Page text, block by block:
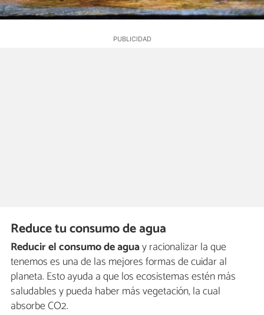
Reduce tu consumo de agua
Reducir el consumo de aguay racionalizar la que
tenemos es una de las mejores formas de cuidar al
planeta. Esto ayuda a que los ecosistemas estén más
saludables y pueda haber más vegetación, la cual
absorbe CO2.